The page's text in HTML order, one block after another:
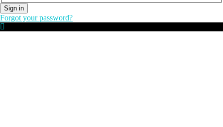
Sign in
Forgot your password?